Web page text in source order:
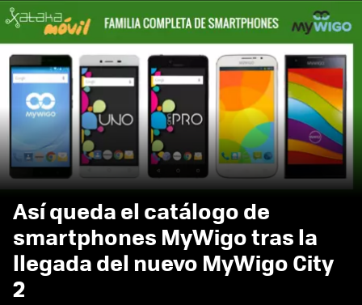
Así queda el catálogo de
smartphones MyWigo tras la
llegada del nuevo MyWigo City
2